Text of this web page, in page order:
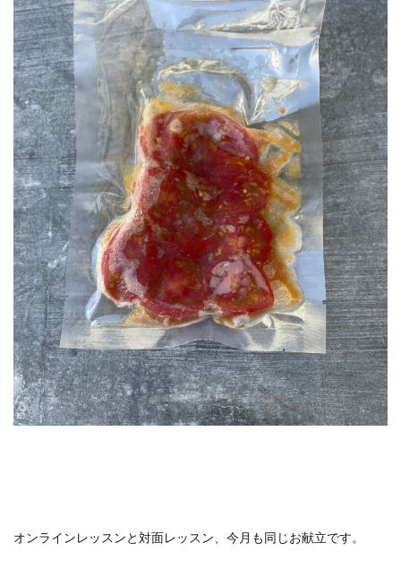
オンラインレッスンと対面レッスン、今月も同じお献立です。